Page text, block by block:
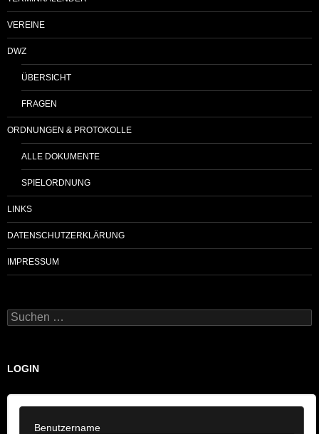
VEREINE
DWZ
ÜBERSICHT
FRAGEN
ORDNUNGEN & PROTOKOLLE
ALLE DOKUMENTE
SPIELORDNUNG
LINKS
DATENSCHUTZERKLÄRUNG
IMPRESSUM
Suchen
nach:
LOGIN
Benutzername